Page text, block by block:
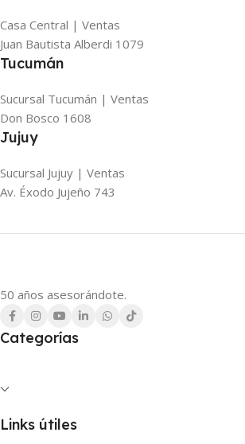
Casa Central | Ventas
Juan Bautista Alberdi 1079
Tucumán
Sucursal Tucumán | Ventas
Don Bosco 1608
Jujuy
Sucursal Jujuy | Ventas
Av. Éxodo Jujeño 743
50 años asesorándote.
Categorías
Links útiles